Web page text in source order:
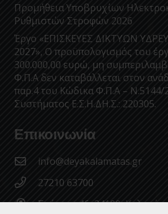
Προμήθεια Υποβρυχίων
Ρυθμιστών Στροφών 2026
Έργο «ΕΠΙΣΚΕΥΕΣ ΔΙΚΤΥΩΝ
2027», Ο προϋπολογισμός του
300.000,00 ευρώ, μη
Φ.Π.Α δεν καταβάλλεται στον
παρ.4 του Κώδικα Φ.Π.Α – Ν.5144/
Συστήματος Ε.Σ.Η.ΔΗ.Σ.: 220305.
Επικοινωνία
info@deyakalamatas.gr
27210 63700
Σπάρτης 46, 24100, Καλαμάτα